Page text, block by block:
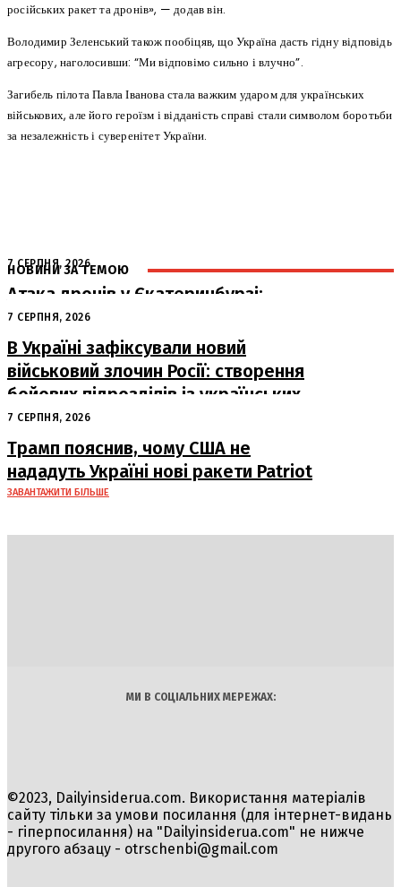
російських ракет та дронів», — додав він.
Володимир Зеленський також пообіцяв, що Україна дасть гідну відповідь
агресору, наголосивши: “Ми відповімо сильно і влучно”.
Загибель пілота Павла Іванова стала важким ударом для українських
військових, але його героїзм і відданість справі стали символом боротьби
за незалежність і суверенітет України.
НОВИНИ ЗА ТЕМОЮ
7 СЕРПНЯ, 2026
Атака дронів у Єкатеринбурзі:
загорівся склад Wildberries
7 СЕРПНЯ, 2026
В Україні зафіксували новий
військовий злочин Росії: створення
бойових підрозділів із українських
військовополонених
7 СЕРПНЯ, 2026
Трамп пояснив, чому США не
нададуть Україні нові ракети Patriot
ЗАВАНТАЖИТИ БІЛЬШЕ
МИ В СОЦІАЛЬНИХ МЕРЕЖАХ:
©2023, Dailyinsiderua.com. Використання матеріалів
сайту тільки за умови посилання (для інтернет-видань
- гіперпосилання) на "Dailyinsiderua.com" не нижче
другого абзацу - otrschenbi@gmail.com